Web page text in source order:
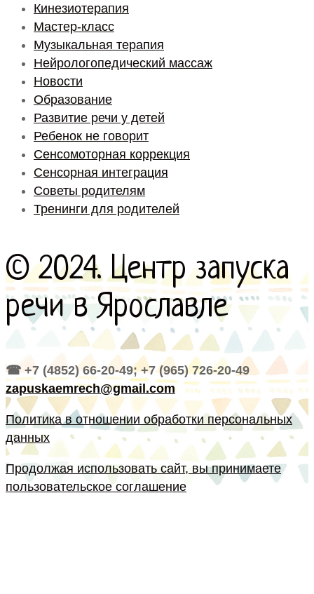
Кинезиотерапия
Мастер-класс
Музыкальная терапия
Нейрологопедический массаж
Новости
Образование
Развитие речи у детей
Ребенок не говорит
Сенсомоторная коррекция
Сенсорная интеграция
Советы родителям
Тренинги для родителей
© 2024. Центр запуска
речи в Ярославле
☎ +7 (4852) 66-20-49; +7 (965) 726-20-49
zapuskaemrech@gmail.com
Политика в отношении обработки персональных
данных
Продолжая использовать сайт, вы принимаете
пользовательское соглашение